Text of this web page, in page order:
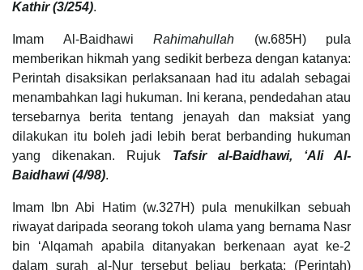
Kathir (3/254).
Imam Al-Baidhawi Rahimahullah (w.685H) pula
memberikan hikmah yang sedikit berbeza dengan katanya:
Perintah disaksikan perlaksanaan had itu adalah sebagai
menambahkan lagi hukuman. Ini kerana, pendedahan atau
tersebarnya berita tentang jenayah dan maksiat yang
dilakukan itu boleh jadi lebih berat berbanding hukuman
yang dikenakan. Rujuk Tafsir al-Baidhawi, ‘Ali Al-
Baidhawi (4/98).
Imam Ibn Abi Hatim (w.327H) pula menukilkan sebuah
riwayat daripada seorang tokoh ulama yang bernama Nasr
bin ‘Alqamah apabila ditanyakan berkenaan ayat ke-2
dalam surah al-Nur tersebut beliau berkata: (Perintah)